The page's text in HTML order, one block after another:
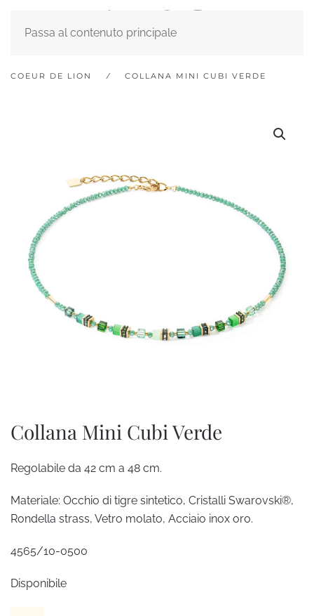
Passa al contenuto principale
COEUR DE LION COLLANA MINI CUBI VERDE
Collana Mini Cubi Verde
Regolabile da 42 cm a 48 cm.
Materiale: Occhio di tigre sintetico, Cristalli Swarovski®,
Rondella strass, Vetro molato, Acciaio inox oro.
4565/10-0500
Disponibile